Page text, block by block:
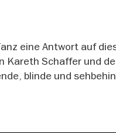
eine Antwort auf
Kareth Schaffer und
blinde und